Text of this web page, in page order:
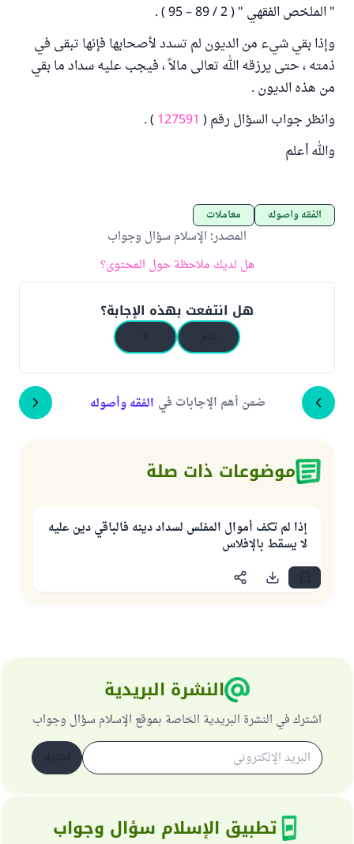
" الملخص الفقهي " ( 2 / 89 – 95 ) .
وإذا بقي شيء من الديون لم تسدد لأصحابها فإنها تبقى في
ذمته ، حتى يرزقه الله تعالى مالاً ، فيجب عليه سداد ما بقي
من هذه الديون .
وانظر جواب السؤال رقم ( 127591
) .
والله أعلم
الفقه وأصوله معاملات
المصدر: الإسلام سؤال وجواب
هل لديك ملاحظة حول المحتوى؟
هل انتفعت بهذه الإجابة؟
ضمن أهم الإجابات في الفقه وأصوله
موضوعات ذات صلة
إذا لم تكف أموال المفلس لسداد دينه فالباقي دين عليه
لا يسقط بالإفلاس
النشرة البريدية
اشترك في النشرة البريدية الخاصة بموقع الإسلام سؤال وجواب
تطبيق الإسلام سؤال وجواب